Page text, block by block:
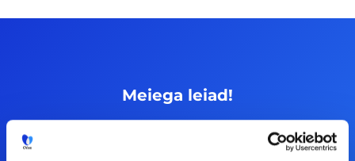
Meiega leiad!
Tööelublogi.ee lehelt leiad kõik vajaliku, et olla
kursis tööturu uudistega. Kui sul on